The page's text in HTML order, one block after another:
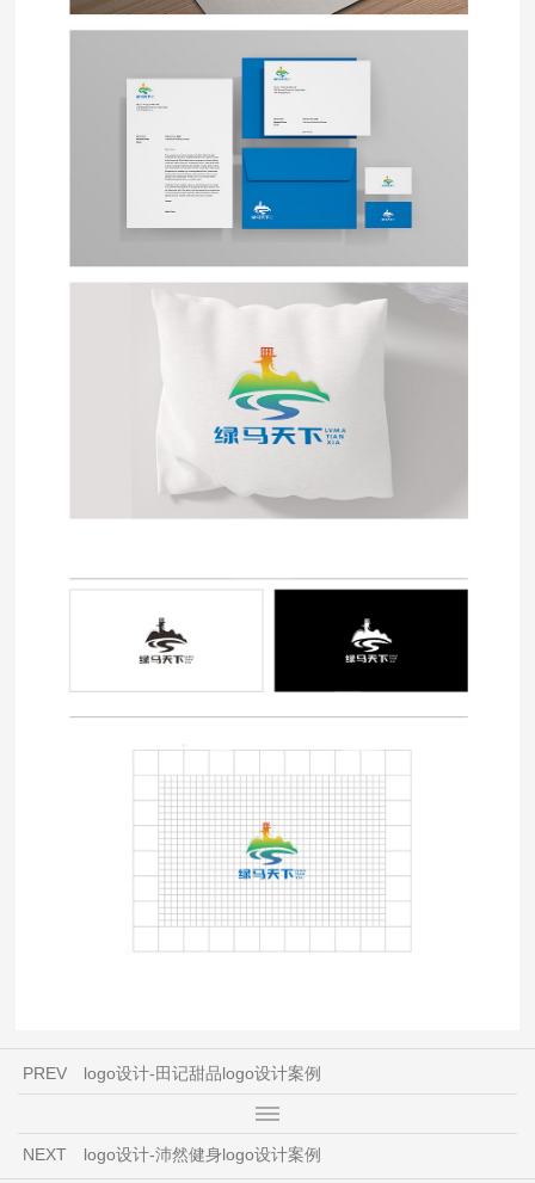
PREV logo设计-田记甜品logo设计案例
NEXT logo设计-沛然健身logo设计案例